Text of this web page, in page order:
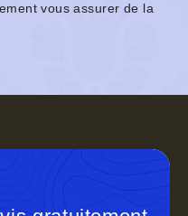
vous assurer de la